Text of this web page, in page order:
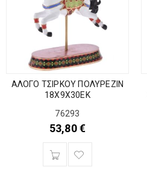
ΑΛΟΓΟ ΤΣΙΡΚΟΥ ΠΟΛΥΡΕΖΙΝ
18Χ9Χ30ΕΚ
76293
53,80€